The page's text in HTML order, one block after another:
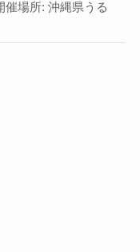
催場所: 沖縄県うる